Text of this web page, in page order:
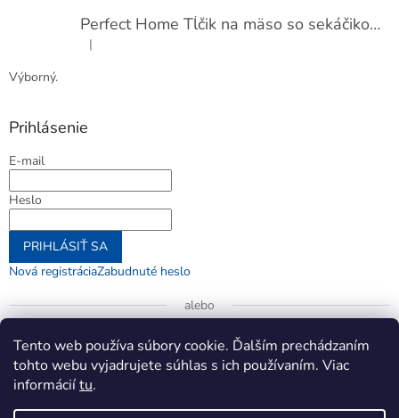
Tento web používa súbory cookie. Ďalším prechádzaním
tohto webu vyjadrujete súhlas s ich používaním. Viac
informáciítu.
Perfect Home Tĺčik na mäso so sekáčikom, 56893
Hodnotenie produktu je 5 z 5 hviezdičiek.
|
Výborný.
Prihlásenie
E-mail
Heslo
PRIHLÁSIŤ SA
Nová registráciaZabudnuté heslo
alebo
Prihlásiť sa cez Google